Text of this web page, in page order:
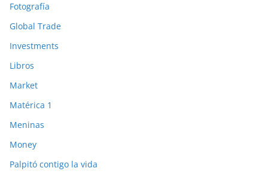
Fotografía
Global Trade
Investments
Libros
Market
Matérica 1
Meninas
Money
Palpitó contigo la vida